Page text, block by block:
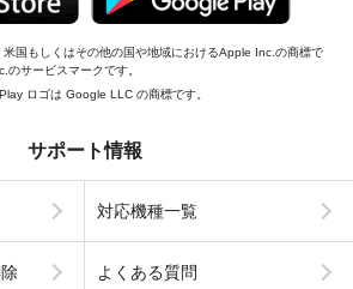
国もしくはその他の国や地域におけるApple Inc.の商標で
サービスマークです。
ロゴは Google LLC の商標です。
サポート情報
対応機種一覧
よくある質問